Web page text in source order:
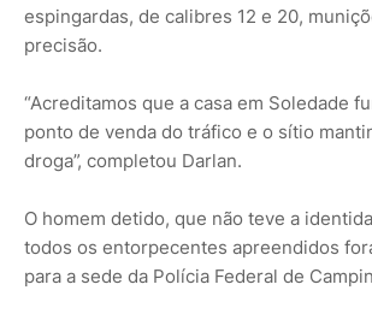
espingardas, de calibres 12 e 20,
precisão.
“Acreditamos que a casa em Soledade
ponto de venda do tráfico e o sítio
droga”, completou Darlan.
O homem detido, que não teve a
todos os entorpecentes apreendidos
para a sede da Polícia Federal de